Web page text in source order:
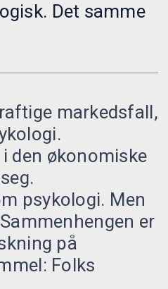
Det samme
markedsfall,
den økonomiske
psykologi. Men
er
på
Folks